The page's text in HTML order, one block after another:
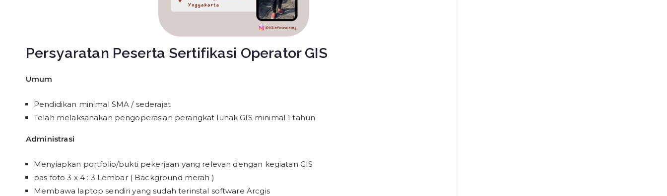
Persyaratan Peserta Sertifikasi Operator GIS
Umum
Pendidikan minimal SMA / sederajat
Telah melaksanakan pengoperasian perangkat lunak GIS minimal 1 tahun
Administrasi
Menyiapkan portfolio/bukti pekerjaan yang relevan dengan kegiatan GIS
pas foto 3 x 4 : 3 Lembar ( Background merah )
Membawa laptop sendiri yang sudah terinstal software Arcgis